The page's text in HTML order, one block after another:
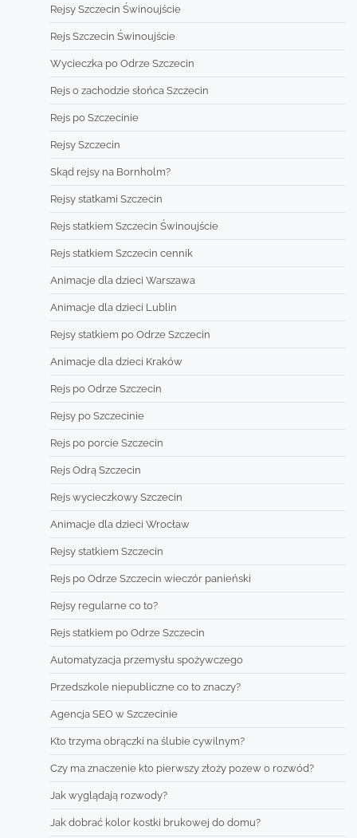
Rejsy Szczecin Świnoujście
Rejs Szczecin Świnoujście
Wycieczka po Odrze Szczecin
Rejs o zachodzie słońca Szczecin
Rejs po Szczecinie
Rejsy Szczecin
Skąd rejsy na Bornholm?
Rejsy statkami Szczecin
Rejs statkiem Szczecin Świnoujście
Rejs statkiem Szczecin cennik
Animacje dla dzieci Warszawa
Animacje dla dzieci Lublin
Rejsy statkiem po Odrze Szczecin
Animacje dla dzieci Kraków
Rejs po Odrze Szczecin
Rejsy po Szczecinie
Rejs po porcie Szczecin
Rejs Odrą Szczecin
Rejs wycieczkowy Szczecin
Animacje dla dzieci Wrocław
Rejsy statkiem Szczecin
Rejs po Odrze Szczecin wieczór panieński
Rejsy regularne co to?
Rejs statkiem po Odrze Szczecin
Automatyzacja przemysłu spożywczego
Przedszkole niepubliczne co to znaczy?
Agencja SEO w Szczecinie
Kto trzyma obrączki na ślubie cywilnym?
Czy ma znaczenie kto pierwszy złoży pozew o rozwód?
Jak wyglądają rozwody?
Jak dobrać kolor kostki brukowej do domu?